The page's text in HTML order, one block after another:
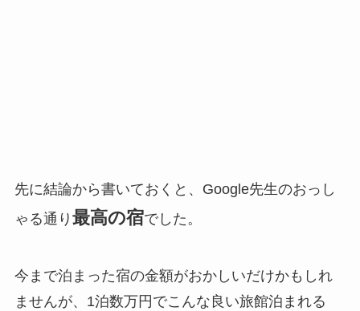
先に結論から書いておくと、Google先生のおっし
ゃる通り 最高の宿でした。
今まで泊まった宿の金額がおかしいだけかもしれ
ませんが、1泊数万円でこんな良い旅館泊まれる